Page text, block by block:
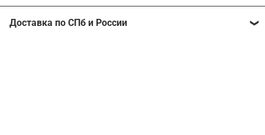
Расчитать стоимость ваших линз поможет
Доставка по СПб и России